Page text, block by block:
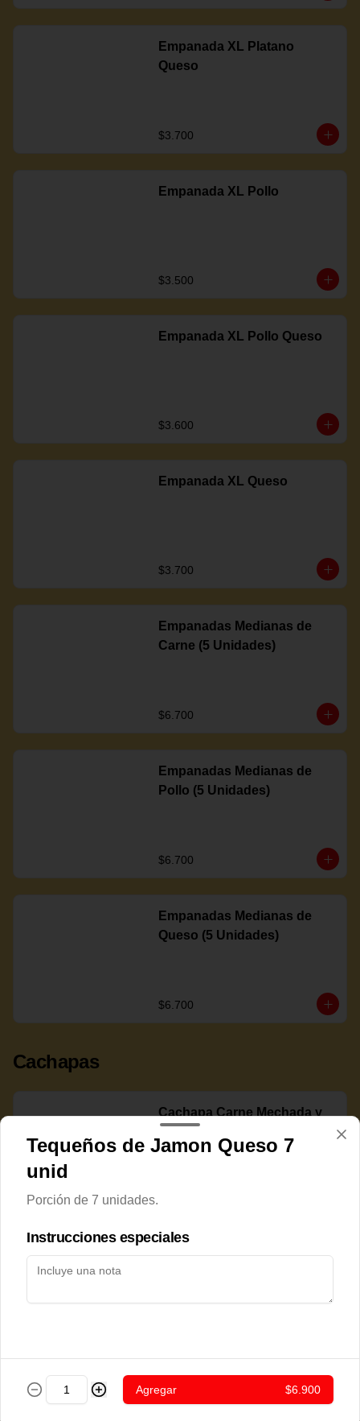
Empanada XL Platano
Queso
$3.700
Empanada XL Pollo
$3.500
Empanada XL Pollo Queso
$3.600
Empanada XL Queso
$3.700
Empanadas Medianas de
Carne (5 Unidades)
$6.700
Empanadas Medianas de
Pollo (5 Unidades)
$6.700
Empanadas Medianas de
Queso (5 Unidades)
$6.700
Cachapas
Cachapa Carne Mechada y
Cachapa Cerdo Frito
Cachapa Chorizo
Tequeños de Jamon Queso 7
unid
Porción de 7 unidades.
Instrucciones especiales
Agregar $6.900